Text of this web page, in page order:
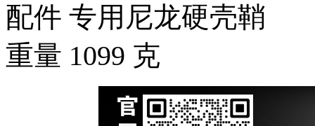
配件 专用尼龙硬壳鞘
重量 1099 克